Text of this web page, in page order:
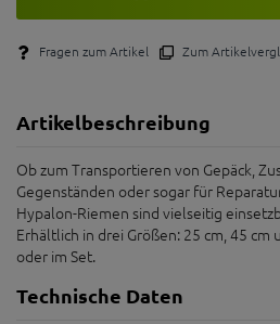
Fragen zum Artikel Zum
Artikelbeschreibung
Ob zum Transportieren von Gepäck,
Gegenständen oder sogar für
Hypalon-Riemen sind vielseitig
Erhältlich in drei Größen: 25 cm, 45 cm
oder im Set.
Technische Daten